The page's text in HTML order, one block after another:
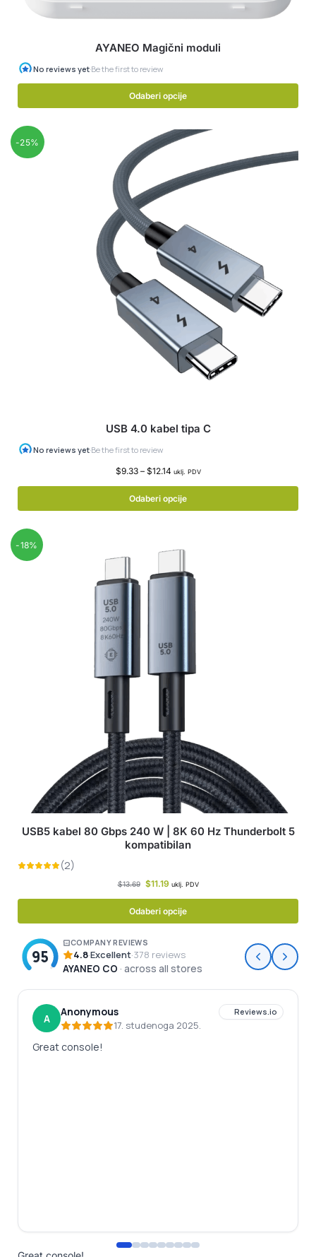
AYANEO Magični moduli
Odaberi opcije
-25%
USB 4.0 kabel tipa C
$9.33 – $12.14 uklj. PDV
Odaberi opcije
-18%
USB5 kabel 80 Gbps 240 W | 8K 60 Hz Thunderbolt 5
kompatibilan
$13.69 $11.19 uklj. PDV
Odaberi opcije